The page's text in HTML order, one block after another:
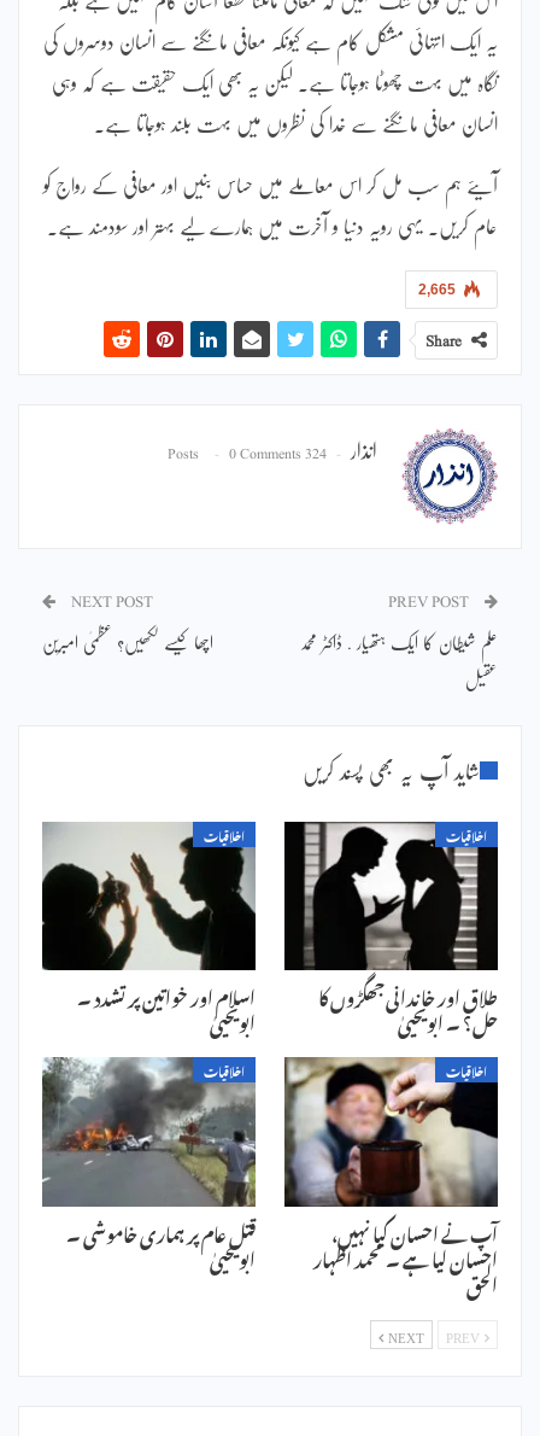
یہ ایک انتہائی مشکل کام ہے کیونکہ معافی مانگنے سے انسان دوسروں کی
نگاہ میں بہت چھوٹا ہوجاتا ہے۔ لیکن یہ بھی ایک حقیقت ہے کہ وہی
انسان معافی مانگنے سے خدا کی نظروں میں بہت بلند ہوجاتا ہے۔
آیئے ہم سب مل کر اس معاملے میں حساس بنیں اور معافی کے رواج کو
عام کریں۔ یہی رویہ دنیا و آخرت میں ہمارے لیے بہتر اور سودمند ہے۔
2,665
Share
انذار 324 Posts
0 Comments
علم شیطان کا ایک ہتھیار . ڈاکٹر محمد
عقیل
NEXT POST
اچھا کیسے لکھیں؟ عظمیٰ امبرین
شاید آپ یہ بھی پسند کریں
اخلاقیات
طلاق اور خاندانی جھگڑوں کا
حل؟ ۔ ابویحییٰ
اخلاقیات
اسلام اور خواتین پر تشدد ۔
ابویحییٰ
اخلاقیات
آپ نے احسان کیا نہیں،
احسان لیا ہے ۔ محمد اظہار
الحق
اخلاقیات
قتل عام پر ہماری خاموشی ۔
ابویحییٰ
NEXT